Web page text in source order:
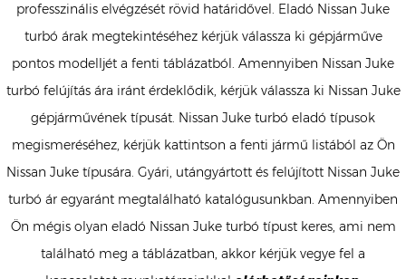
professzinális elvégzését rövid határidővel. Eladó Nissan Juke
turbó árak megtekintéséhez kérjük válassza ki gépjárműve
pontos modelljét a fenti táblázatból. Amennyiben Nissan Juke
turbó felújítás ára iránt érdeklődik, kérjük válassza ki Nissan Juke
gépjárművének típusát. Nissan Juke turbó eladó típusok
megismeréséhez, kérjük kattintson a fenti jármű listából az Ön
Nissan Juke típusára. Gyári, utángyártott és felújított Nissan Juke
turbó ár egyaránt megtalálható katalógusunkban. Amennyiben
Ön mégis olyan eladó Nissan Juke turbó típust keres, ami nem
található meg a táblázatban, akkor kérjük vegye fel a